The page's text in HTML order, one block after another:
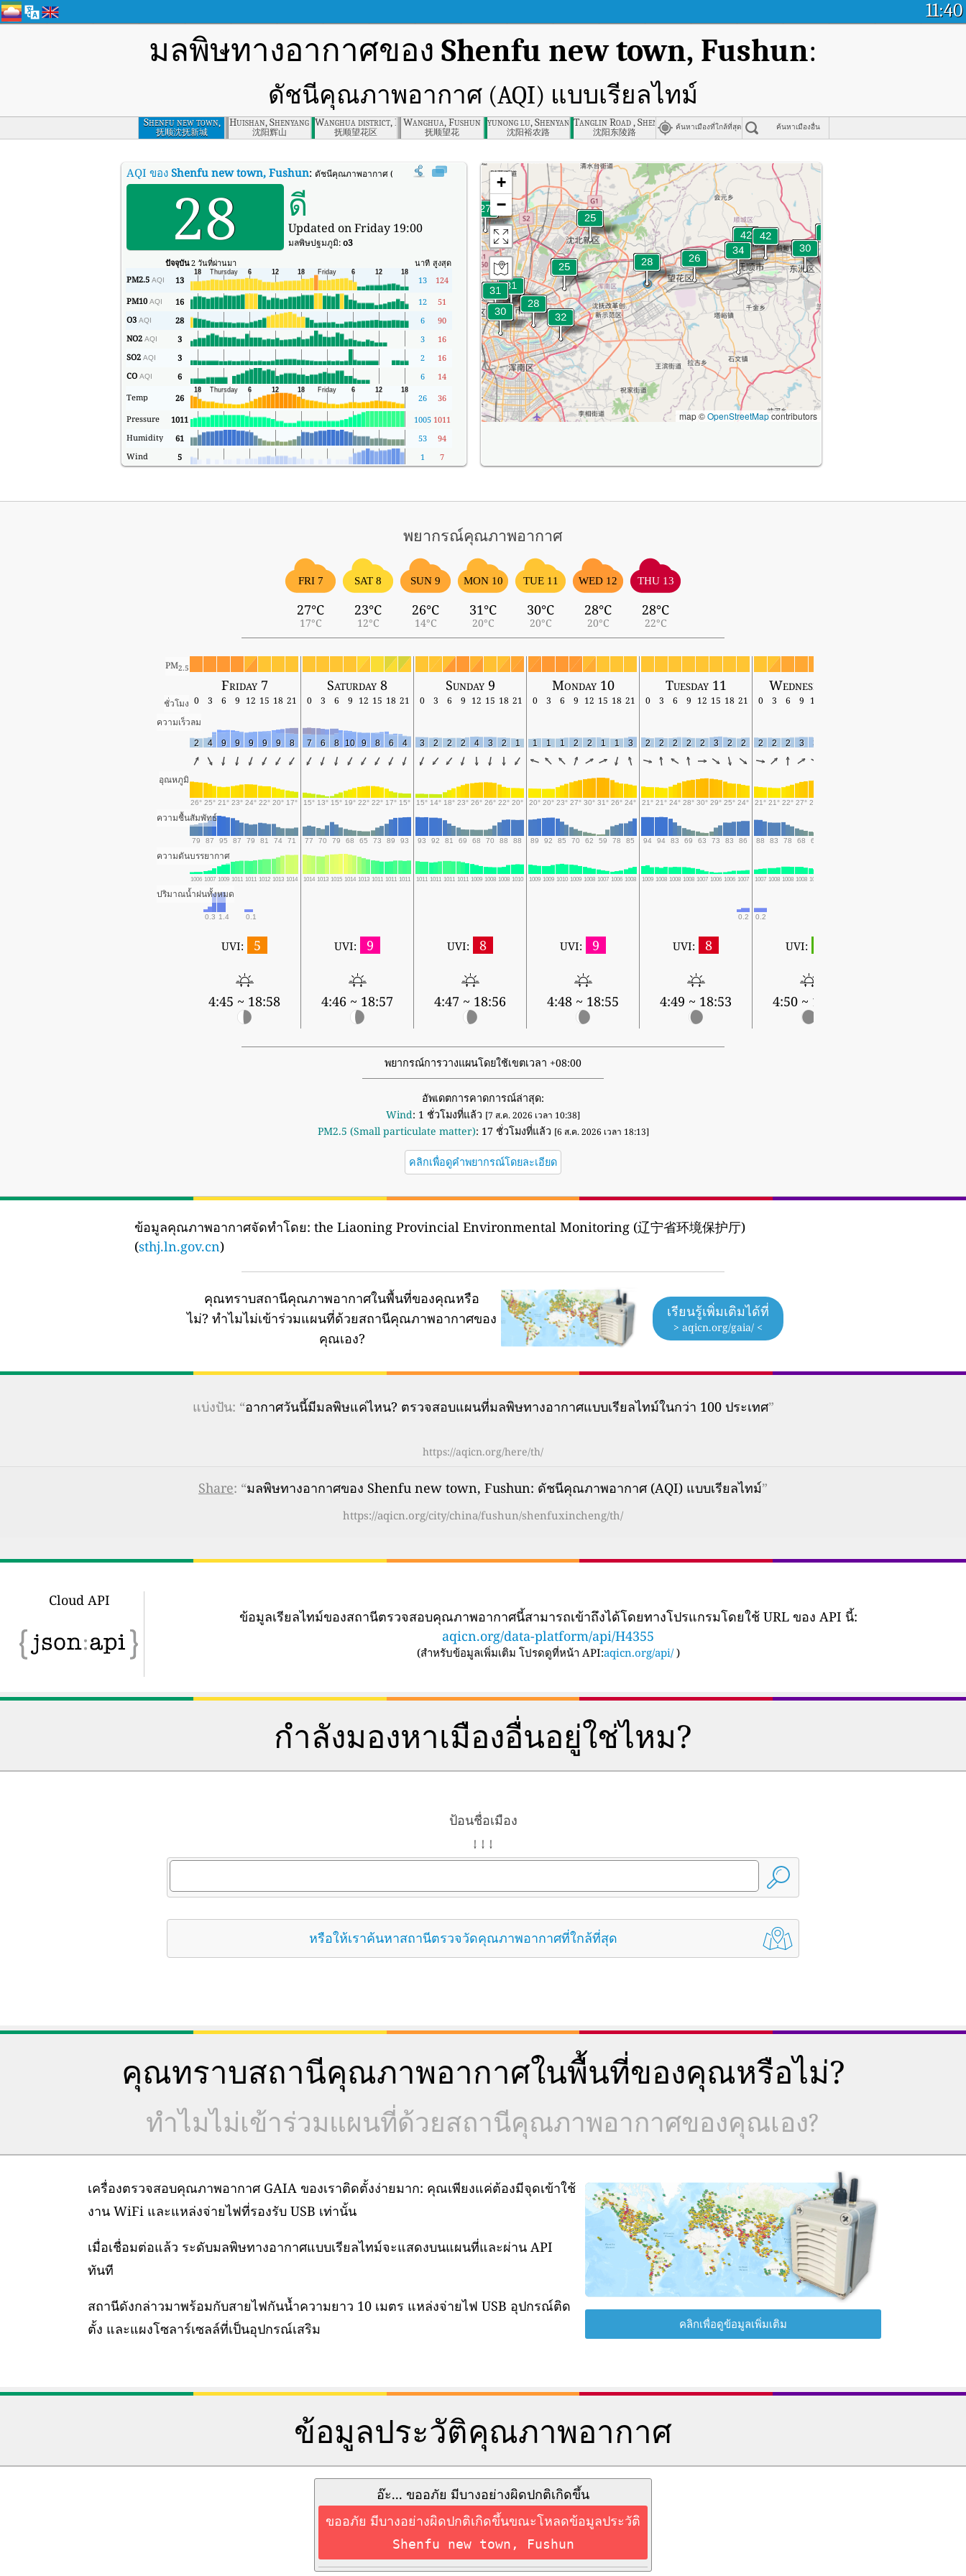
11:40
มลพิษทางอากาศของ Shenfu new town, Fushun:
ดัชนีคุณภาพอากาศ (AQI) แบบเรียลไทม์
Shenfu new town,
Fushun
抚顺沈抚新城
Huishan, Shenyang
沈阳辉山
Wanghua district, Fushun , Fushun
抚顺望花区
Wanghua, Fushun
抚顺望花
yunong lu, Shenyang
沈阳裕农路
Tanglin Road , Shenyang , Shenyang
沈阳东陵路 ค้นหาเมืองที่ใกล้ที่สุด ค้นหาเมืองอื่น
AQI ของ Shenfu new town, Fushun: ดัชนีคุณภาพอากาศ (AQI) แบบเรียลไทม์ของ Shenfu new town, Fushun
28 ดี
Updated on Friday 19:00
มลพิษปฐมภูมิ:o3
ปัจจุบัน2 วันที่ผ่านมา นาที สูงสุด
PM2.5 AQI 13 13
124
PM10 AQI 16 12
51
O3 AQI 28 6
90
NO2 AQI 3 3
16
SO2 AQI 3 2
16
CO AQI 6 6
14
Temp
26 26
36
Pressure
1011 1005 1011
Humidity
61 53
94
Wind
5 1 7
+
−
map ©OpenStreetMapcontributors
พยากรณ์คุณภาพอากาศ
FRI 7
27°C
17°C
SAT 8
23°C
12°C
SUN 9
26°C
14°C
MON 10
31°C
20°C
TUE 11
30°C
20°C
WED 12
28°C
20°C
THU 13
28°C
22°C
PM2.5
Friday 7 Saturday 8 Sunday 9 Monday 10 Tuesday 11 Wednesday 12
ชั่วโมง 0 3 6 9 12 15 18 21 0 3 6 9 12 15 18 21 0 3 6 9 12 15 18 21 0 3 6 9 12 15 18 21 0 3 6 9 12 15 18 21 0 3 6 9 12
ความเร็วลม
2 4 9 9 9 9 9 8 7 6 8 10 9 8 6 4 3 2 2 2 4 3 2 1 1 1 1 2 2 1 1 3 2 2 2 2 2 3 2 2 2 2 2 3 3
อุณหภูมิ
26° 25° 21° 23° 24° 22° 20° 17° 15° 13° 15° 19° 22° 22° 17° 15° 15° 14° 18° 23° 26° 26° 22° 20° 20° 20° 23° 27° 30° 31° 26° 24° 21° 21° 24° 28° 30° 29° 25° 24° 21° 21° 22° 27° 28°
ความชื้นสัมพัทธ์
79 87 95 87 79 81 74 71 77 70 79 68 65 73 89 93 93 92 81 69 68 70 88 88 89 92 85 70 62 59 78 85 94 94 83 69 63 73 83 86 88 83 78 68 63
ความดันบรรยากาศ
1006 1007 1009 1011 1011 1012 1013 1014 1014 1013 1015 1014 1013 1011 1011 1011 1011 1011 1011 1011 1009 1008 1008 1010 1009 1009 1010 1009 1008 1007 1006 1008 1009 1008 1008 1008 1007 1006 1006 1007 1007 1008 1008 1008 1007
ปริมาณน้ำฝนทั้งหมด
0.3 1.4 0.1 0.2 0.2
UVI: 5
4:45 ~ 18:58
UVI: 9
4:46 ~ 18:57
UVI: 8
4:47 ~ 18:56
UVI: 9
4:48 ~ 18:55
UVI: 8
4:49 ~ 18:53
UVI:
4:50 ~ 18:52
พยากรณ์การวางแผนโดยใช้เขตเวลา +08:00
อัพเดตการคาดการณ์ล่าสุด:
Wind: 1 ชั่วโมงที่แล้ว [7 ส.ค. 2026 เวลา 10:38]
PM2.5 (Small particulate matter): 17 ชั่วโมงที่แล้ว [6 ส.ค. 2026 เวลา 18:13]
คลิกเพื่อดูคำพยากรณ์โดยละเอียด
ข้อมูลคุณภาพอากาศจัดทำโดย: the Liaoning Provincial Environmental Monitoring (辽宁省环境保护厅)
(sthj.ln.gov.cn)
คุณทราบสถานีคุณภาพอากาศในพื้นที่ของคุณหรือ
ไม่? ทำไมไม่เข้าร่วมแผนที่ด้วยสถานีคุณภาพอากาศของ
คุณเอง?
เรียนรู้เพิ่มเติมได้ที่
> aqicn.org/gaia/ <
แบ่งปัน: “อากาศวันนี้มีมลพิษแค่ไหน? ตรวจสอบแผนที่มลพิษทางอากาศแบบเรียลไทม์ในกว่า 100 ประเทศ”
https://aqicn.org/here/th/
Share: “มลพิษทางอากาศของ Shenfu new town, Fushun: ดัชนีคุณภาพอากาศ (AQI) แบบเรียลไทม์”
https://aqicn.org/city/china/fushun/shenfuxincheng/th/
Cloud API
ข้อมูลเรียลไทม์ของสถานีตรวจสอบคุณภาพอากาศนี้สามารถเข้าถึงได้โดยทางโปรแกรมโดยใช้ URL ของ API นี้:
aqicn.org/data-platform/api/H4355
(สำหรับข้อมูลเพิ่มเติม โปรดดูที่หน้า API:aqicn.org/api/ )
กำลังมองหาเมืองอื่นอยู่ใช่ไหม?
ป้อนชื่อเมือง
↓ ↓ ↓
หรือให้เราค้นหาสถานีตรวจวัดคุณภาพอากาศที่ใกล้ที่สุด
คุณทราบสถานีคุณภาพอากาศในพื้นที่ของคุณหรือไม่?
ทำไมไม่เข้าร่วมแผนที่ด้วยสถานีคุณภาพอากาศของคุณเอง?
เครื่องตรวจสอบคุณภาพอากาศ GAIA ของเราติดตั้งง่ายมาก: คุณเพียงแค่ต้องมีจุดเข้าใช้
งาน WiFi และแหล่งจ่ายไฟที่รองรับ USB เท่านั้น
เมื่อเชื่อมต่อแล้ว ระดับมลพิษทางอากาศแบบเรียลไทม์จะแสดงบนแผนที่และผ่าน API
ทันที
สถานีดังกล่าวมาพร้อมกับสายไฟกันน้ำความยาว 10 เมตร แหล่งจ่ายไฟ USB อุปกรณ์ติด
ตั้ง และแผงโซลาร์เซลล์ที่เป็นอุปกรณ์เสริม
คลิกเพื่อดูข้อมูลเพิ่มเติม
ข้อมูลประวัติคุณภาพอากาศ
อ๊ะ... ขออภัย มีบางอย่างผิดปกติเกิดขึ้น
ขออภัย มีบางอย่างผิดปกติเกิดขึ้นขณะโหลดข้อมูลประวัติ
Shenfu new town, Fushun